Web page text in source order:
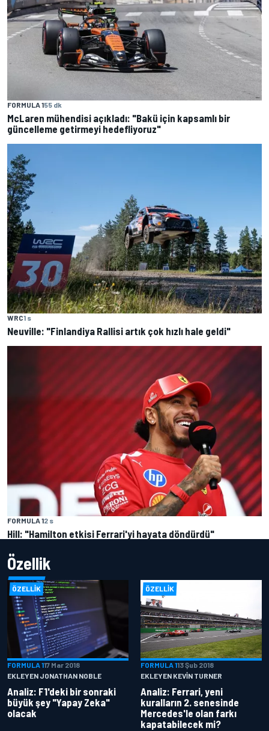
FORMULA 155 dk
McLaren mühendisi açıkladı: "Bakü için kapsamlı bir
güncelleme getirmeyi hedefliyoruz"
WRC1 s
Neuville: "Finlandiya Rallisi artık çok hızlı hale geldi"
FORMULA 12 s
Hill: "Hamilton etkisi Ferrari'yi hayata döndürdü"
Özellik
ÖZELLIK
FORMULA 117 Mar 2018
EKLEYEN JONATHAN NOBLE
Analiz: F1'deki bir sonraki
büyük şey "Yapay Zeka"
olacak
ÖZELLIK
FORMULA 113 Şub 2018
EKLEYEN KEVIN TURNER
Analiz: Ferrari, yeni
kuralların 2. senesinde
Mercedes'le olan farkı
kapatabilecek mi?